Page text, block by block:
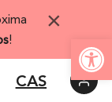
Abrir
!
×
CAS